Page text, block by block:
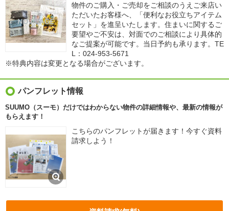
物件のご購入・ご売却をご相談のうえご来店い
ただいたお客様へ、「便利なお役立ちアイテム
セット」を進呈いたします。住まいに関するご
要望やご不安は、対面でのご相談により具体的
なご提案が可能です。当日予約も承ります。TE
L：024-953-5671
※特典内容は変更となる場合がございます。
パンフレット情報
SUUMO（スーモ）だけではわからない物件の詳細情報や、最新の情報が
もらえます！
こちらのパンフレットが届きます！今すぐ資料
請求しよう！